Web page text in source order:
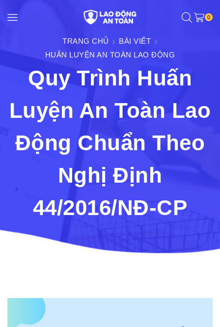
0
TRANG CHỦ
BÀI VIẾT
HUẤN LUYỆN AN TOÀN LAO ĐỘNG
Quy Trình Huấn
Luyện An Toàn Lao
Động Chuẩn Theo
Nghị Định
44/2016/NĐ-CP